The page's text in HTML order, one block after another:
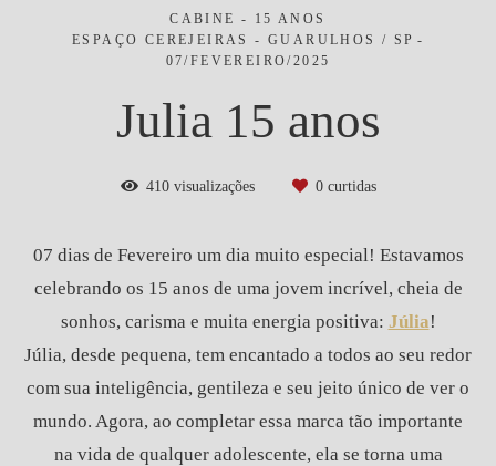
CABINE - 15 ANOS
ESPAÇO CEREJEIRAS - GUARULHOS / SP
07/FEVEREIRO/2025
Julia 15 anos
410visualizações 0curtidas
07 dias de Fevereiro um dia muito especial! Estavamos
celebrando os 15 anos de uma jovem incrível, cheia de
sonhos, carisma e muita energia positiva: Júlia!
Júlia, desde pequena, tem encantado a todos ao seu redor
com sua inteligência, gentileza e seu jeito único de ver o
mundo. Agora, ao completar essa marca tão importante
na vida de qualquer adolescente, ela se torna uma